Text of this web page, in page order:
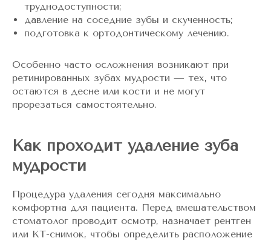
труднодоступности;
давление на соседние зубы и скученность;
подготовка к ортодонтическому лечению.
Особенно часто осложнения возникают при
ретинированных зубах мудрости — тех, что
остаются в десне или кости и не могут
прорезаться самостоятельно.
Как проходит удаление зуба
мудрости
Процедура удаления сегодня максимально
комфортна для пациента. Перед вмешательством
стоматолог проводит осмотр, назначает рентген
или КТ-снимок, чтобы определить расположение